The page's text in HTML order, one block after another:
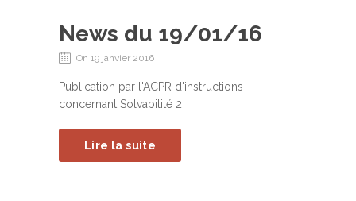
News du 19/01/16
On 19 janvier 2016
Publication par l'ACPR d'instructions
concernant Solvabilité 2
Lire la suite